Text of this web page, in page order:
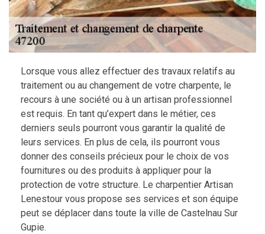
Lorsque vous allez effectuer des travaux relatifs au
traitement ou au changement de votre charpente, le
recours à une société ou à un artisan professionnel
est requis. En tant qu’expert dans le métier, ces
derniers seuls pourront vous garantir la qualité de
leurs services. En plus de cela, ils pourront vous
donner des conseils précieux pour le choix de vos
fournitures ou des produits à appliquer pour la
protection de votre structure. Le charpentier Artisan
Lenestour vous propose ses services et son équipe
peut se déplacer dans toute la ville de Castelnau Sur
Gupie.